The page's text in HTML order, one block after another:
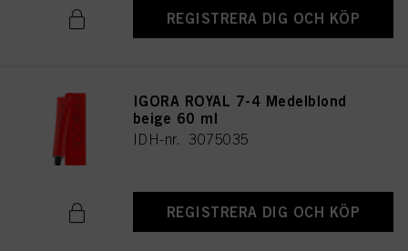
REGISTRERA DIG OCH KÖP
IGORA ROYAL 7-4 Medelblond
beige 60 ml
IDH-nr. 3075035
REGISTRERA DIG OCH KÖP